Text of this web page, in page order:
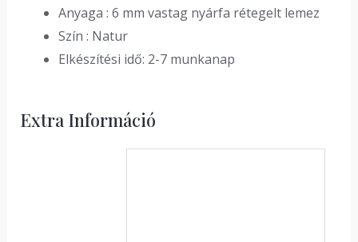
Anyaga : 6 mm vastag nyárfa rétegelt lemez
Szín : Natur
Elkészítési idő: 2-7 munkanap
Extra Információ